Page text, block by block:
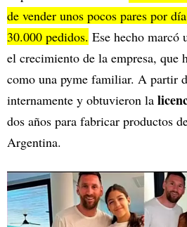
de vender unos pocos pares por
30.000 pedidos. Ese hecho marcó
el crecimiento de la empresa, que
como una pyme familiar. A partir
internamente y obtuvieron la
dos años para fabricar productos
Argentina.